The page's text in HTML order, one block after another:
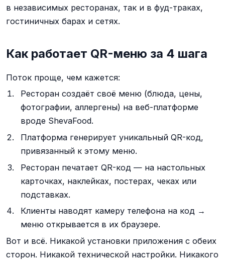
в независимых ресторанах, так и в фуд-траках,
гостиничных барах и сетях.
Как работает QR-меню за 4 шага
Поток проще, чем кажется:
Ресторан создаёт своё меню (блюда, цены,
фотографии, аллергены) на веб-платформе
вроде ShevaFood.
Платформа генерирует уникальный QR-код,
привязанный к этому меню.
Ресторан печатает QR-код — на настольных
карточках, наклейках, постерах, чеках или
подставках.
Клиенты наводят камеру телефона на код →
меню открывается в их браузере.
Вот и всё. Никакой установки приложения с обеих
сторон. Никакой технической настройки. Никакого